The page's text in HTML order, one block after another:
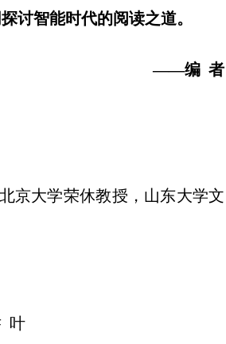
讨智能时代的阅读之道。
——编 者
大学荣休教授，山东大学文
叶